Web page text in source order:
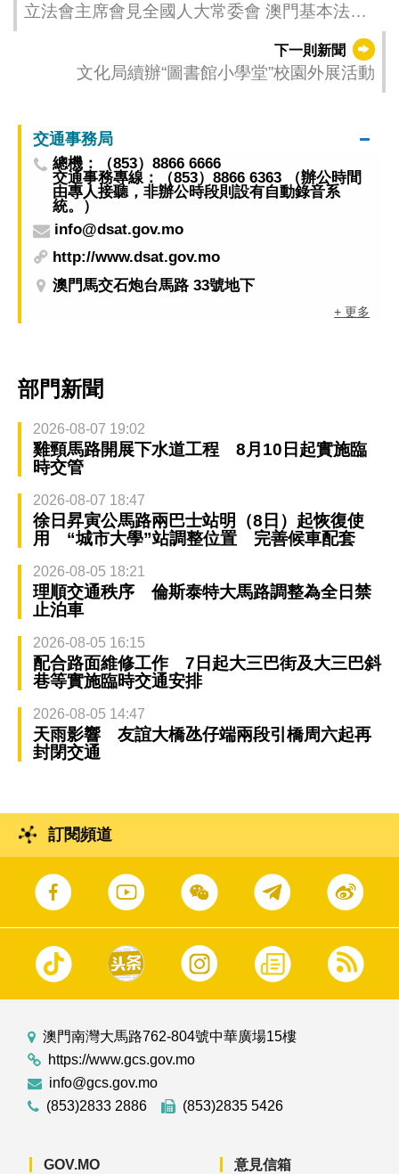
立法會主席會見全國人大常委會 澳門基本法委
下一則新聞
文化局續辦“圖書館小學堂”校園外展活動
交通事務局
總機：（853）8866 6666
交通事務專線：（853）8866 6363 （辦公時間
由專人接聽，非辦公時段則設有自動錄音系
統。）
info@dsat.gov.mo
http://www.dsat.gov.mo
澳門馬交石炮台馬路 33號地下
+ 更多
部門新聞
2026-08-07 19:02
雞頸馬路開展下水道工程 8月10日起實施臨
時交管
2026-08-07 18:47
徐日昇寅公馬路兩巴士站明（8日）起恢復使
用 “城市大學”站調整位置 完善候車配套
2026-08-05 18:21
理順交通秩序 倫斯泰特大馬路調整為全日禁
止泊車
2026-08-05 16:15
配合路面維修工作 7日起大三巴街及大三巴斜
巷等實施臨時交通安排
2026-08-05 14:47
天雨影響 友誼大橋氹仔端兩段引橋周六起再
封閉交通
訂閱頻道
澳門南灣大馬路762-804號中華廣場15樓
https://www.gcs.gov.mo
info@gcs.gov.mo
(853)2833 2886
(853)2835 5426
GOV.MO 意見信箱